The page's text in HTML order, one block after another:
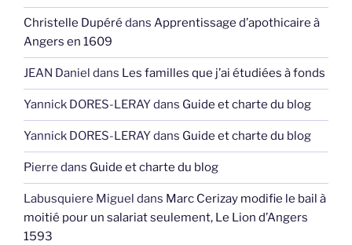
Christelle Dupéré dans Apprentissage d’apothicaire à
Angers en 1609
JEAN Daniel dans Les familles que j’ai étudiées à fonds
Yannick DORES-LERAYdans Guide et charte du blog
Yannick DORES-LERAYdans Guide et charte du blog
Pierre dans Guide et charte du blog
Labusquiere Miguel dans Marc Cerizay modifie le bail à
moitié pour un salariat seulement, Le Lion d’Angers
1593